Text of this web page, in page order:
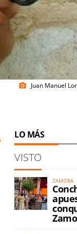
photo_camera Juan Manuel
LO MÁS
VISTO
ZAMORA